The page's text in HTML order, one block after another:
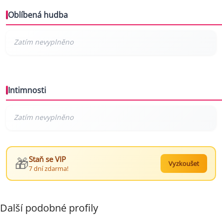
Oblíbená hudba
Intimnosti
🎁Staň se VIP
7 dní zdarma!
Vyzkoušet
Další podobné profily